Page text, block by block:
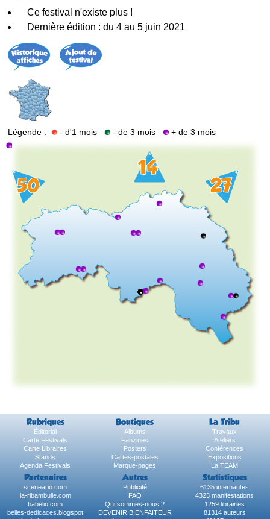
Ce festival n'existe plus !
Dernière édition : du 4 au 5 juin 2021
Légende : - d'1 mois - de 3 mois + de 3 mois
Rubriques Boutiques La Tribu
Éditorial Albums
Travaux
Carte Festivals
Fanzines
Ateliers
Carte Libraires
Posters
Conférences
Stands
Cartes-postales
Expositions
Agenda Festivals
Marque-pages La TEAM
Partenaires Autres Statistiques
sceneario.com Publicité
6135 internautes
la-ribambulle.com
FAQ
4323 manifestations
babelio.com
Qui sommes-nous ?
1259 librairies
belles-dedicaces.blogspot
DEVENIR BIENFAITEUR
81314 auteurs